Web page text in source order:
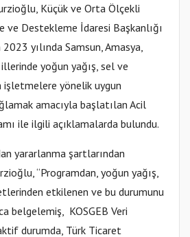
Küçük ve Orta Ölçekli
Destekleme İdaresi Başkanlığı
yılında Samsun, Amasya,
yoğun yağış, sel ve
işletmelere yönelik uygun
amacıyla başlatılan Acil
ile ilgili açıklamalarda bulundu.
yararlanma şartlarından
“Programdan, yoğun yağış,
etkilenen ve bu durumunu
belgelemiş, KOSGEB Veri
durumda, Türk Ticaret